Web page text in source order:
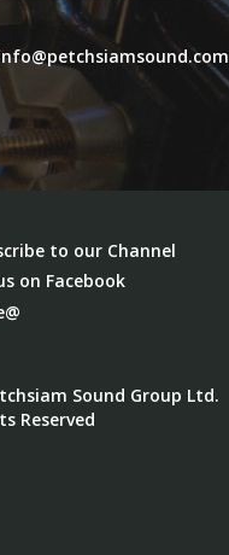
to our Channel
on Facebook
Sound Group Ltd.
Reserved